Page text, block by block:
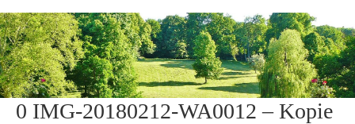
TC Hockenheim
0 IMG-20180212-WA0012 – Kopie